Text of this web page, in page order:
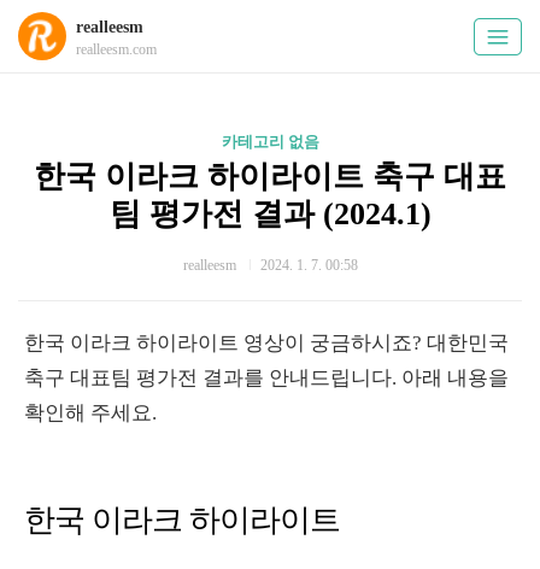
realleesm
realleesm.com
카테고리 없음
한국 이라크 하이라이트 축구 대표
팀 평가전 결과 (2024.1)
realleesm 2024. 1. 7. 00:58
한국 이라크 하이라이트 영상이 궁금하시죠? 대한민국
축구 대표팀 평가전 결과를 안내드립니다. 아래 내용을
확인해 주세요.
한국 이라크 하이라이트